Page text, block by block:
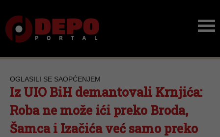
OGLASILI SE SAOPĆENJEM
Iz UIO BiH demantovali Krnjića:
Roba ne može ići preko Broda,
Šamca i Izačića već samo preko